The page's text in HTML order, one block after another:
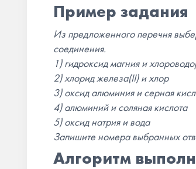
Пример задания
Из предложенного перечня
соединения.
1) гидроксид магния и
2) хлорид железа(II) и хлор
3) оксид алюминия и серная
4) алюминий и соляная кислота
5) оксид натрия и вода
Запишите номера выбранных
Алгоритм